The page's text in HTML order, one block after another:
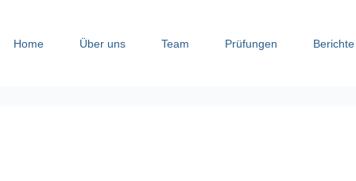
Home Über uns Team Prüfungen Berichte